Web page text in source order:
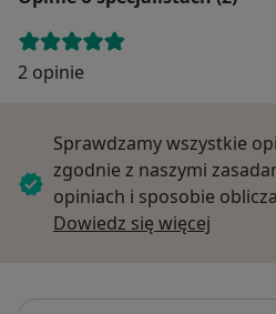
2 opinie
Sprawdzamy wszystkie
zgodnie z naszymi
opiniach i sposobie
Dowiedz się więcej